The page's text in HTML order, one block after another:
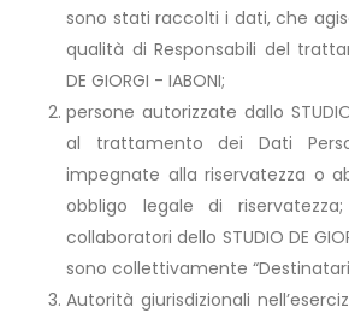
sono stati raccolti i dati, che
qualità di Responsabili del
DE GIORGI - IABONI;
persone autorizzate dallo
al trattamento dei Dati
impegnate alla riservatezza o
obbligo legale di
collaboratori dello STUDIO DE
sono collettivamente
Autorità giurisdizionali